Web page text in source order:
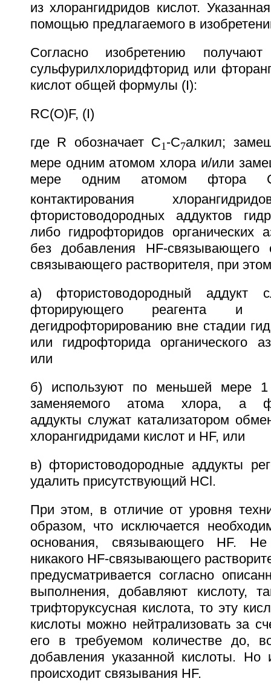
из хлорангидридов кислот.
помощью предлагаемого в
Согласно изобретению получают
сульфурилхлоридфторид или
кислот общей формулы (I):
RC(O)F, (I)
где R обозначает С1-С7алкил;
мере одним атомом хлора и/или
мере одним атомом фтора
контактирования
фтористоводородных аддуктов
либо гидрофторидов органических
без добавления HF-связывающего
связывающего растворителя, при этом
а) фтористоводородный аддукт
фторирующего реагента и
дегидрофторированию вне стадии
или гидрофторида органического
или
б) используют по меньшей мере
заменяемого атома хлора, а
аддукты служат катализатором
хлорангидридами кислот и HF, или
в) фтористоводородные аддукты
удалить присутствующий НСl.
При этом, в отличие от уровня
образом, что исключается
основания, связывающего HF.
никакого HF-связывающего
предусматривается согласно
выполнения, добавляют кислоту,
трифторуксусная кислота, то эту
кислоты можно нейтрализовать за
его в требуемом количестве до,
добавления указанной кислоты.
происходит связывания HF.